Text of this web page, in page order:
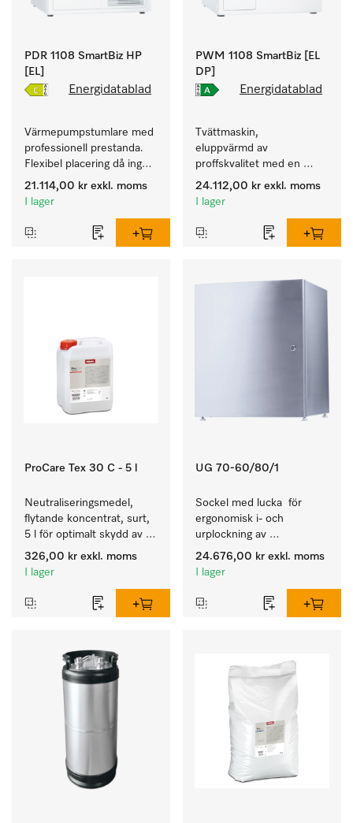
PDR 1108 SmartBiz HP
[EL]
Energidatablad
Värmepumpstumlare med
professionell prestanda.
Flexibel placering då ingen
evakueringskanal behövs.
21.114,00 kr exkl. moms
I lager
PWM 1108 SmartBiz [EL
DP]
Energidatablad
Tvättmaskin,
eluppvärmd av
proffskvalitet med en
programtid på 79 min,
enkel uppställning.
24.112,00 kr exkl. moms
I lager
ProCare Tex 30 C - 5 l
Neutraliseringsmedel,
flytande koncentrat, surt,
5 l för optimalt skydd av
textilierna tack vare
pålitlig neutralisering.
326,00 kr exkl. moms
I lager
UG 70-60/80/1
Sockel med lucka  för
ergonomisk i- och
urplockning av
diskmaskinen – höjd 70
cm.
24.676,00 kr exkl. moms
I lager